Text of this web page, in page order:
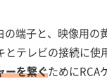
の端子と、映像用
テレビの接続に
ーを繋ぐためにRCA